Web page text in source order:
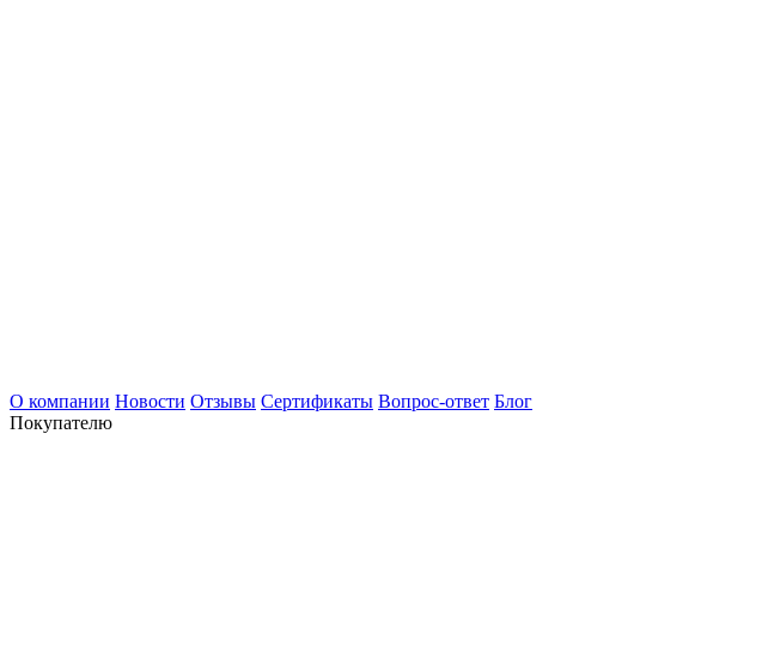
О компании Новости Отзывы Сертификаты Вопрос-ответ Блог
Покупателю